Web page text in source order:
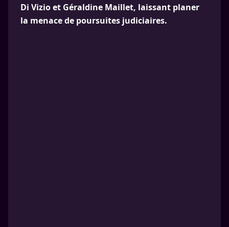
Di Vizio et Géraldine Maillet, laissant planer
la menace de poursuites judiciaires.